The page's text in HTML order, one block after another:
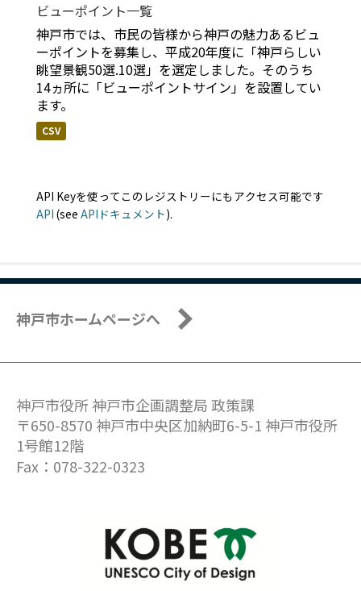
ビューポイント一覧
神戸市では、市民の皆様から神戸の魅力あるビュ
ーポイントを募集し、平成20年度に「神戸らしい
眺望景観50選.10選」を選定しました。そのうち
14ヵ所に「ビューポイントサイン」を設置してい
ます。
CSV
API Keyを使ってこのレジストリーにもアクセス可能です
API (see APIドキュメント).
神戸市ホームページへ
神戸市役所 神戸市企画調整局 政策課
〒650-8570 神戸市中央区加納町6-5-1 神戸市役所
1号館12階
Fax：078-322-0323